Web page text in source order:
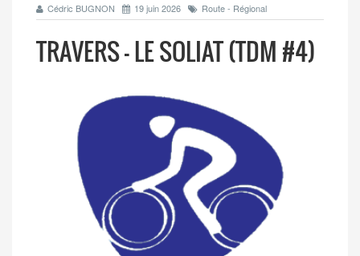
Cédric BUGNON 19 juin 2026 Route - Régional
TRAVERS - LE SOLIAT (TDM #4)